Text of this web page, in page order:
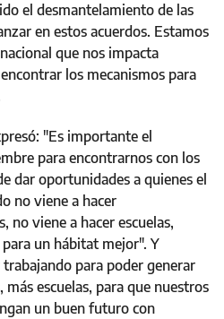
el desmantelamiento de las
en estos acuerdos. Estamos
que nos impacta
los mecanismos para
"Es importante el
para encontrarnos con los
dar oportunidades a quienes el
no viene a hacer
no viene a hacer escuelas,
un hábitat mejor". Y
para poder generar
escuelas, para que nuestros
un buen futuro con